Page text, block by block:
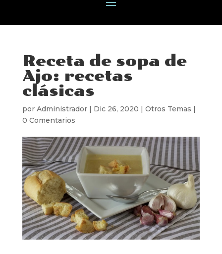
Receta de sopa de
Ajo: recetas
clásicas
por Administrador| Dic 26, 2020 | Otros Temas |
0 Comentarios